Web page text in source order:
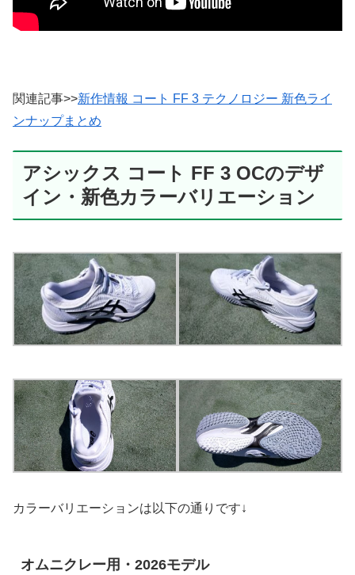
関連記事>>新作情報 コート FF 3 テクノロジー 新色ライ
ンナップまとめ
アシックス コート FF 3 OCのデザ
イン・新色カラーバリエーション
カラーバリエーションは以下の通りです↓
オムニクレー用・2026モデル